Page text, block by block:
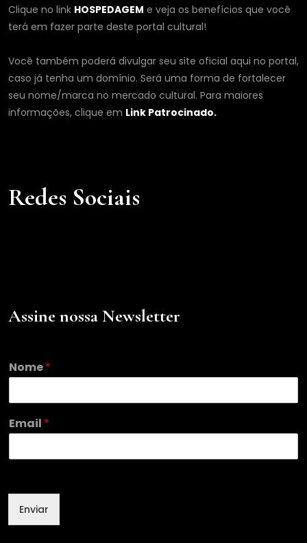
Clique no link HOSPEDAGEM e veja os benefícios que você
terá em fazer parte deste portal cultural!
Você também poderá divulgar seu site oficial aqui no portal,
caso já tenha um domínio. Será uma forma de fortalecer
seu nome/marca no mercado cultural. Para maiores
informações, clique em Link Patrocinado.
Redes Sociais
Assine nossa Newsletter
Nome*
E
m
i
o
e
Email *
Enviar